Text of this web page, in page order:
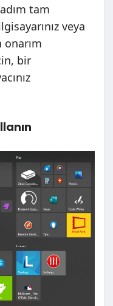
tam
veya
onarım
bir